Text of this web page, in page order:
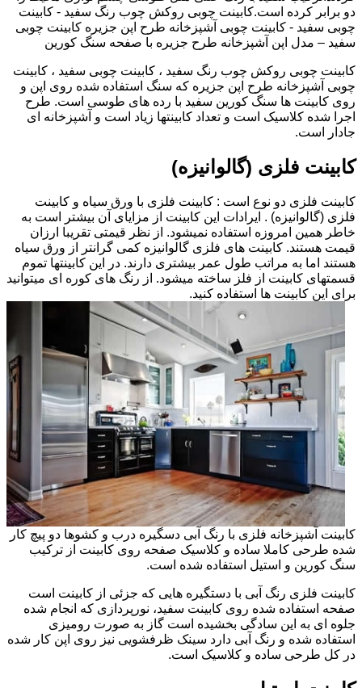
دو برابر کرده است.کابینت چوبی روکش چوب رنگ سفید - کابینت
چوبی سفید - کابینت چوبی آشپزخانه طرح اپن جزیره کابینت چوبی
سفید – مدل اپن آشپزخانه طرح جزیره با صفحه سنگ کورین
کابینت چوبی روکش چوب رنگ سفید ، کابینت چوبی سفید ، کابینت
چوبی آشپزخانه طرح اپن جزیره که سنگ استفاده شده روی اپن و
روی کابینت ها سنگ کورین سفید با رده های طوسی است. طرح
اجرا شده کلاسیک است و تعداد کابینتها زیاد است و آشپزخانه ای
جادار است.
کابینت فلزی (گالوانیزه)
کابینت فلزی دو نوع است : کابینت فلزی با ورق سیاه و کابینت
فلزی (گالوانیزه) . ایرادات این کابینت از مزایای آن بیشتر است به
خاطر همین امروزه استفاده نمیشود. از نظر قیمتی تقریبا ارزان
قیمت هستند. کابینت های فلزی گالوانیزه کمی گرانتر از ورق سیاه
هستند اما به مراتب طول عمر بیشتری دارند. در این کابینتها تموم
قسمتهای کابینت از فلز ساخته میشود. از رنگ های کوره ای میتوانید
برای این کابینت ها استفاده کنید.
کابینت آشپزخانه فلزی با رنگ آبی دسگیره درب و کشوها دو پیچ کار
شده طرحی کاملا ساده و کلاسیک صفحه روی کابینت از ترکیب
سنگ کورین و استیل استفاده شده است.
کابینت فلزی رنگ آبی با دستگیره هایی که جزئی از کابینت است
صفحه استفاده شده روی کابینت سفید، نورپردازی که انجام شده
جلوه ای به این سادگی بخشیده است گاز به صورت رومیزی
استفاده شده و رنگ آبی دارد سینک ظرفشویی نیز روی اپن کار شده
در کل طرحی ساده و کلاسیک است.